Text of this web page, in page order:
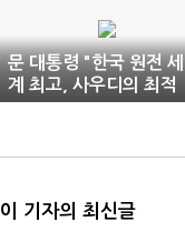
문 대통령 "한국 원전 세
계 최고, 사우디의 최적
파트너"
이 기자의 최신글